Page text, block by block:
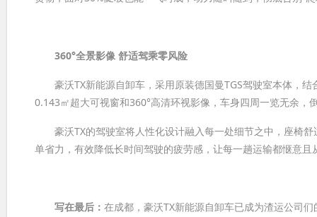
360°全景影像 舒适驾乘零风险
豪沃TX新能源自卸车，采用原装德国曼TGS驾驶室本体，结
0.143㎡超大可视窗和360°高清环视影像，车身四周一览无余
豪沃TX的驾驶室将人性化设计融入每一处细节之中，座椅舒
单省力，有效降低长时间驾驶的疲劳感，让每一趟运输都惬意且
写在最后：在成都，豪沃TX新能源自卸车已成为渣运公司